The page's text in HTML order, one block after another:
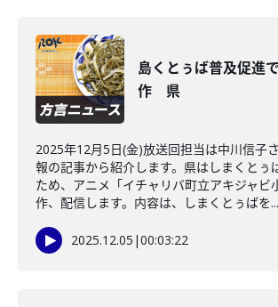
島くとぅば普及促進
作 県
2025年12月5日(金)放送回担当は中川信子
報の記事から紹介します。県はしまくとぅ
ため、アニメ「イチャリバ町立アキジャビ
作、配信します。内容は、しまくとぅばを...
2025.12.05 |00:03:22